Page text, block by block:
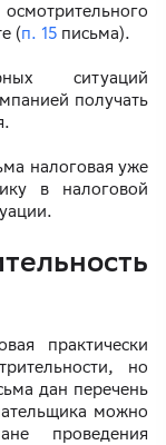
(п. 15 письма).
ситуаций
получать
налоговая уже
в налоговой
практически
но
дан перечень
можно
проведения